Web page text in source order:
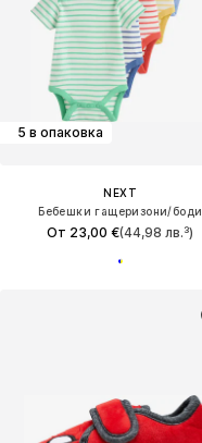
5 в опаковка
NEXT
Бебешки гащеризони/боди
От 23,00 €(44,98 лв.³)